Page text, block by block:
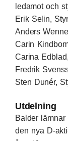
ledamot och
Erik Selin,
Anders
Carin
Carina
Fredrik
Sten Dunér,
Utdelning
Balder
den nya D-